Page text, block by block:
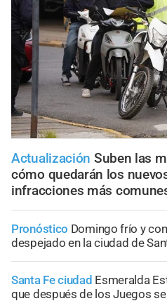
Actualización Suben las
cómo quedarán los
infracciones más
Pronóstico Domingo frío y
despejado en la ciudad de
Santa Fe ciudad Esmeralda
que después de los Juegos